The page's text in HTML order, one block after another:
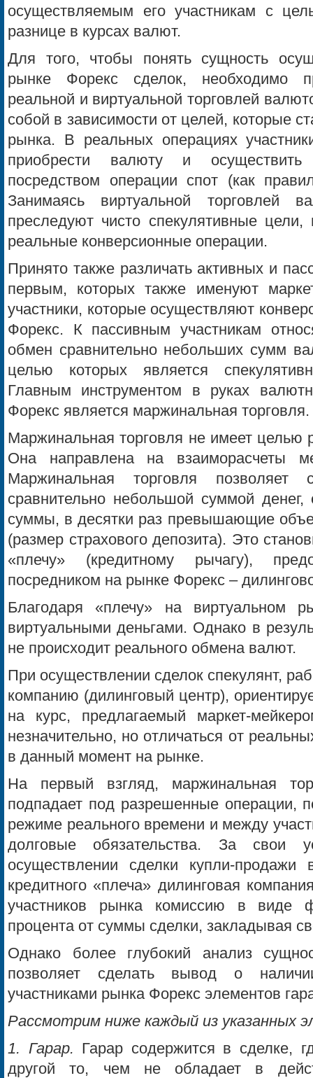
осуществляемым его участникам с
разнице в курсах валют.
Для того, чтобы понять сущность
рынке Форекс сделок, необходимо
реальной и виртуальной торговлей
собой в зависимости от целей, которые
рынка. В реальных операциях
приобрести валюту и
посредством операции спот (как
Занимаясь виртуальной торговлей
преследуют чисто спекулятивные
реальные конверсионные операции.
Принято также различать активных и
первым, которых также именуют
участники, которые осуществляют
Форекс. К пассивным участникам
обмен сравнительно небольших сумм
целью которых является
Главным инструментом в руках
Форекс является маржинальная торговля.
Маржинальная торговля не имеет целью
Она направлена на взаиморасчеты
Маржинальная торговля позволяет
сравнительно небольшой суммой
суммы, в десятки раз превышающие
(размер страхового депозита). Это
«плечу» (кредитному рычагу),
посредником на рынке Форекс –
Благодаря «плечу» на виртуальном
виртуальными деньгами. Однако в
не происходит реального обмена валют.
При осуществлении сделок спекулянт,
компанию (дилинговый центр),
на курс, предлагаемый маркет-
незначительно, но отличаться от
в данный момент на рынке.
На первый взгляд, маржинальная
подпадает под разрешенные операции,
режиме реального времени и между
долговые обязательства. За свои
осуществлении сделки купли-
кредитного «плеча» дилинговая
участников рынка комиссию в виде
процента от суммы сделки, закладывая
Однако более глубокий анализ
позволяет сделать вывод о
участниками рынка Форекс элементов
Рассмотрим ниже каждый из указанных
1. Гарар. Гарар содержится в сделке,
другой то, чем не обладает в